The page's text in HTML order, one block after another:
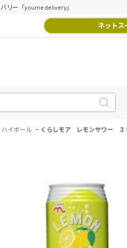
リー「youme delivery」
ネットス
ハイボール - くらしモア レモンサワー ３